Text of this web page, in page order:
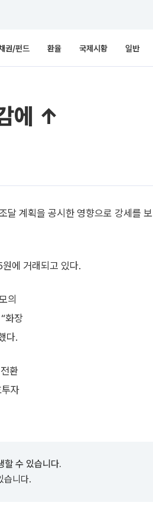
권/펀드 환율 국제시황 일반
에 ↑
달 계획을 공시한 영향으로 강세를 보
에 거래되고 있다.
의
화장
다.
환
자
할 수 있습니다.
습니다.